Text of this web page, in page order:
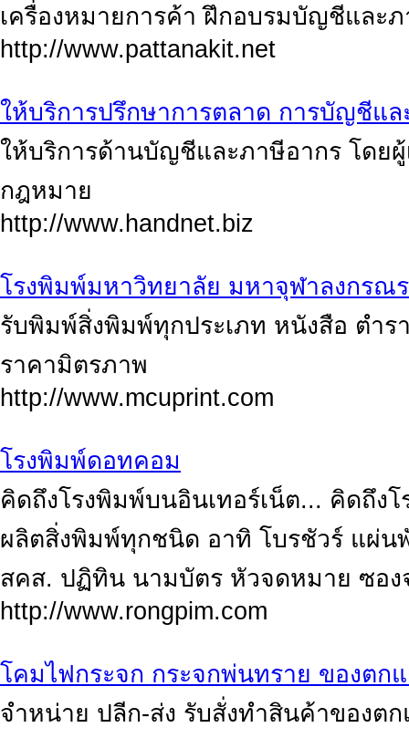
เครื่องหมายการค้า ฝึกอบรมบัญชีและ
http://www.pattanakit.net
ให้บริการปรึกษาการตลาด การบัญชีแล
ให้บริการด้านบัญชีและภาษีอากร โด
กฎหมาย
http://www.handnet.biz
โรงพิมพ์มหาวิทยาลัย มหาจุฬาลงกรณ
รับพิมพ์สิ่งพิมพ์ทุกประเภท หนังสือ ตำ
ราคามิตรภาพ
http://www.mcuprint.com
โรงพิมพ์ดอทคอม
คิดถึงโรงพิมพ์บนอินเทอร์เน็ต... คิดถึง
ผลิตสิ่งพิมพ์ทุกชนิด อาทิ โบรชัวร์ แผ่น
สคส. ปฏิทิน นามบัตร หัวจดหมาย ซอง
http://www.rongpim.com
โคมไฟกระจก กระจกพ่นทราย ของตก
จำหน่าย ปลีก-ส่ง รับสั่งทำสินค้าของต